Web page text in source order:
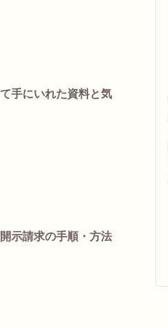
手にいれた資料と気
示請求の手順・方法